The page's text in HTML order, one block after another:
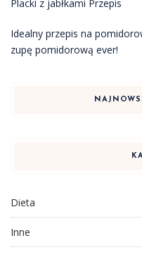
Placki z jabłkami Przepis
Idealny przepis na
zupę pomidorową ever!
Dieta
Inne